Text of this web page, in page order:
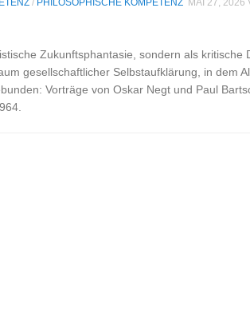
/ PHILOSOPHISCHE KOMPETENZ MAI 27, 2026
Zukunftsphantasie, sondern als
gesellschaftlicher Selbstaufklärung, in dem
Vorträge von Oskar Negt und Paul